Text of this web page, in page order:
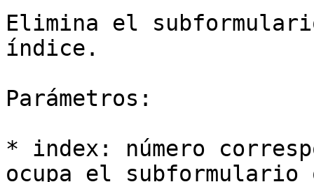
Elimina el
índice.
Parámetros:
* index: número
ocupa el